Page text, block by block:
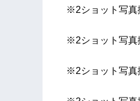
※2ショット写真
※2ショット写真
※2ショット写真